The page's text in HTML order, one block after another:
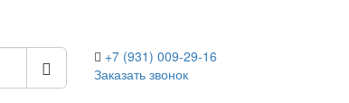
+7 (931) 009-29-16
Заказать звонок